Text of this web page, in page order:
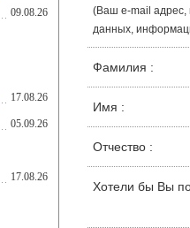
09.08.26
17.08.26
05.09.26
17.08.26
(Ваш e-mail адрес,
данных,
Фамилия :
Имя :
Отчество :
Хотели бы Вы